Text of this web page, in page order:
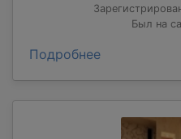
Был на
Подробнее